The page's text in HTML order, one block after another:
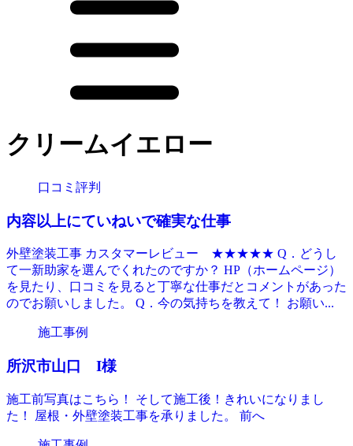
クリームイエロー
口コミ評判
内容以上にていねいで確実な仕事
外壁塗装工事 カスタマーレビュー ★★★★★ Q．どうし
て一新助家を選んでくれたのですか？ HP（ホームページ）
を見たり、口コミを見ると丁寧な仕事だとコメントがあった
のでお願いしました。 Q．今の気持ちを教えて！ お願い...
施工事例
所沢市山口 I様
施工前写真はこちら！ そして施工後！きれいになりまし
た！ 屋根・外壁塗装工事を承りました。 前へ